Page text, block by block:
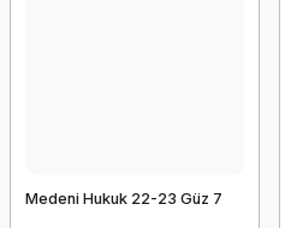
Medeni Hukuk 22-23 Güz 7